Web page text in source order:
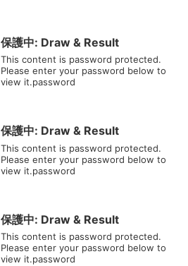
保護中: Draw & Result
This content is password protected.
Please enter your password below to
view it.password
保護中: Draw & Result
This content is password protected.
Please enter your password below to
view it.password
保護中: Draw & Result
This content is password protected.
Please enter your password below to
view it.password